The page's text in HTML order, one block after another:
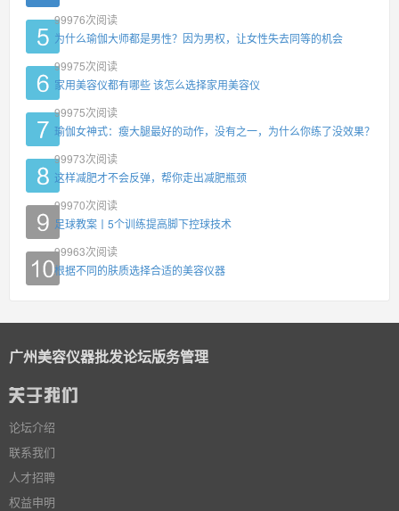
99976次阅读
为什么瑜伽大师都是男性？因为男权，让女性失去同等的机会
99975次阅读
家用美容仪都有哪些 该怎么选择家用美容仪
99975次阅读
瑜伽女神式：瘦大腿最好的动作，没有之一，为什么你练了没效果？
99973次阅读
这样减肥才不会反弹，帮你走出减肥瓶颈
99970次阅读
足球教案丨5个训练提高脚下控球技术
99963次阅读
根据不同的肤质选择合适的美容仪器
广州美容仪器批发论坛版务管理
论坛介绍
联系我们
人才招聘
权益申明